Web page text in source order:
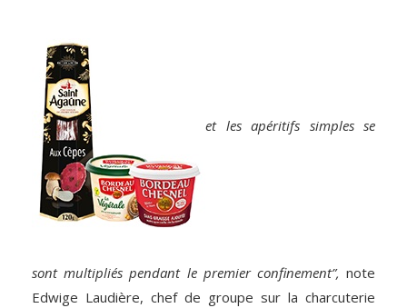
et les apéritifs simples se
sont multipliés pendant le premier confinement”, note
Edwige Laudière, chef de groupe sur la charcuterie